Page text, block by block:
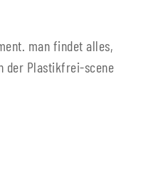
man findet alles,
der Plastikfrei-scene